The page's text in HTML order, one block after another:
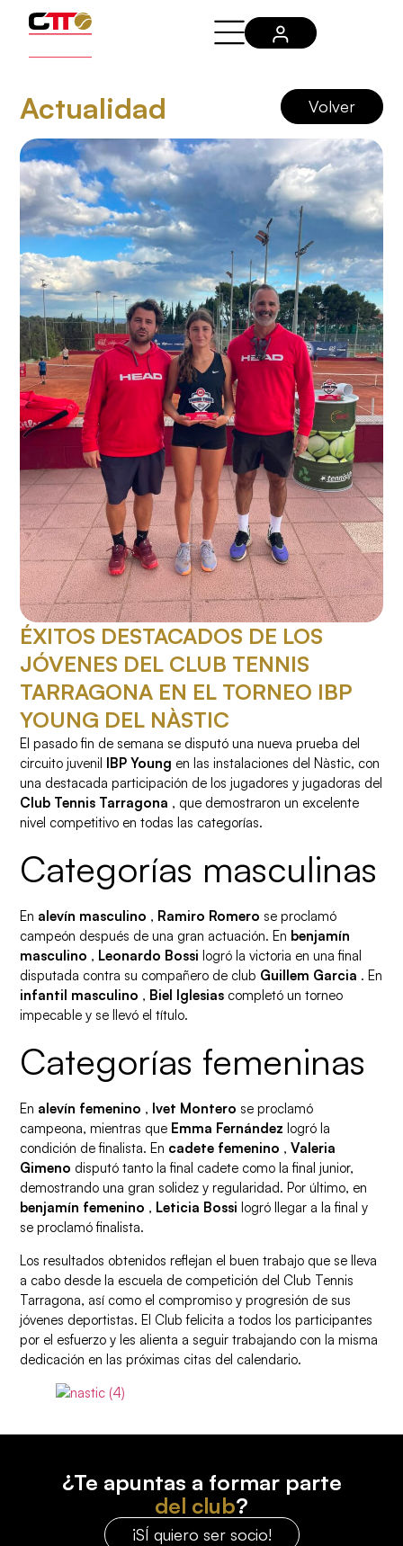
Actualidad Volver
ÉXITOS DESTACADOS DE LOS
JÓVENES DEL CLUB TENNIS
TARRAGONA EN EL TORNEO IBP
YOUNG DEL NÀSTIC
El pasado fin de semana se disputó una nueva prueba del
circuito juvenil IBP Young en las instalaciones del Nàstic, con
una destacada participación de los jugadores y jugadoras del
Club Tennis Tarragona , que demostraron un excelente
nivel competitivo en todas las categorías.
Categorías masculinas
En alevín masculino , Ramiro Romero se proclamó
campeón después de una gran actuación. En benjamín
masculino , Leonardo Bossi logró la victoria en una final
disputada contra su compañero de club Guillem Garcia . En
infantil masculino , Biel Iglesias completó un torneo
impecable y se llevó el título.
Categorías femeninas
En alevín femenino , Ivet Montero se proclamó
campeona, mientras que Emma Fernández logró la
condición de finalista. En cadete femenino ,Valeria
Gimeno disputó tanto la final cadete como la final junior,
demostrando una gran solidez y regularidad. Por último, en
benjamín femenino , Leticia Bossi logró llegar a la final y
se proclamó finalista.
Los resultados obtenidos reflejan el buen trabajo que se lleva
a cabo desde la escuela de competición del Club Tennis
Tarragona, así como el compromiso y progresión de sus
jóvenes deportistas. El Club felicita a todos los participantes
por el esfuerzo y les alienta a seguir trabajando con la misma
dedicación en las próximas citas del calendario.
¿Te apuntas a formar parte
del club?
¡SÍ quiero ser socio!